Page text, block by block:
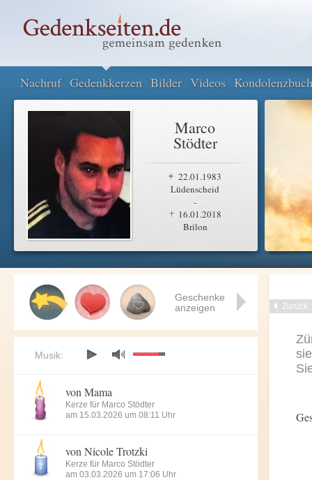
Nachruf Gedenkkerzen Bilder Videos Kondolenzbuch
Marco
Stödter
22.01.1983
Lüdenscheid
-
16.01.2018
Brilon
Zurück
Geschenke
anzeigen
Musik:
von Mama
Kerze für Marco Stödter
am 15.03.2026 um 08:11 Uhr
von Nicole Trotzki
Kerze für Marco Stödter
am 03.03.2026 um 17:06 Uhr